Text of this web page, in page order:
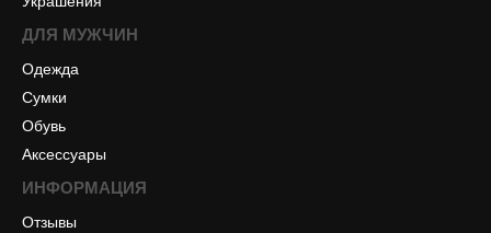
ДЛЯ МУЖЧИН
Одежда
Сумки
Обувь
Аксессуары
ИНФОРМАЦИЯ
Отзывы